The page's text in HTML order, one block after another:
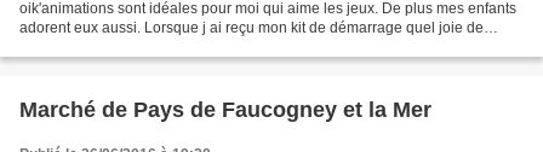
oik'animations sont idéales pour moi qui aime les jeux. De plus mes enfants
adorent eux aussi. Lorsque j ai reçu mon kit de démarrage quel joie de
Marché de Pays de Faucogney et la Mer